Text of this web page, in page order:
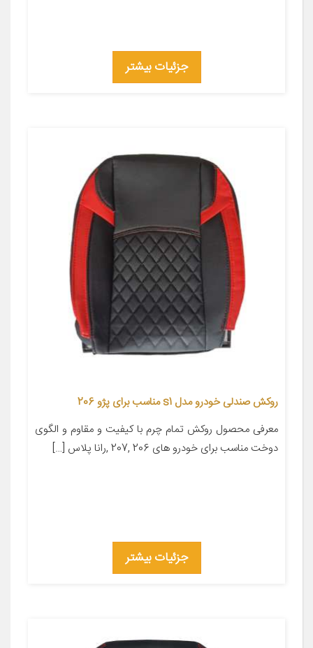
جزئیات بیشتر
روکش صندلی خودرو مدل s1 مناسب برای پژو 206
معرفی محصول روکش تمام چرم با کیفیت و مقاوم و الگوی
دوخت مناسب برای خودرو های 206 ,207 ,رانا پلاس […]
جزئیات بیشتر